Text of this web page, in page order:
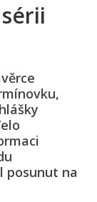
posunut na